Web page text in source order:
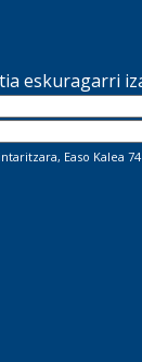
eskuragarri
Easo Kalea